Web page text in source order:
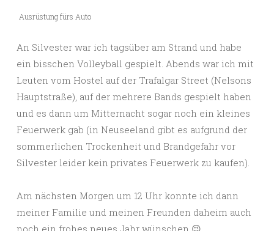
Ausrüstung fürs Auto
An Silvester war ich tagsüber am Strand und habe
ein bisschen Volleyball gespielt. Abends war ich mit
Leuten vom Hostel auf der Trafalgar Street (Nelsons
Hauptstraße), auf der mehrere Bands gespielt haben
und es dann um Mitternacht sogar noch ein kleines
Feuerwerk gab (in Neuseeland gibt es aufgrund der
sommerlichen Trockenheit und Brandgefahr vor
Silvester leider kein privates Feuerwerk zu kaufen).
Am nächsten Morgen um 12 Uhr konnte ich dann
meiner Familie und meinen Freunden daheim auch
noch ein frohes neues Jahr wünschen 😉